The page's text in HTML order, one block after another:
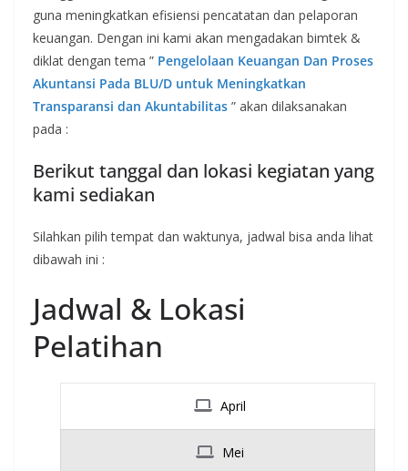
guna meningkatkan efisiensi pencatatan dan pelaporan
keuangan. Dengan ini kami akan mengadakan bimtek &
diklat dengan tema ” Pengelolaan Keuangan Dan Proses
Akuntansi Pada BLU/D untuk Meningkatkan
Transparansi dan Akuntabilitas ” akan dilaksanakan
pada :
Berikut tanggal dan lokasi kegiatan yang
kami sediakan
Silahkan pilih tempat dan waktunya, jadwal bisa anda lihat
dibawah ini :
Jadwal & Lokasi
Pelatihan
April
Mei